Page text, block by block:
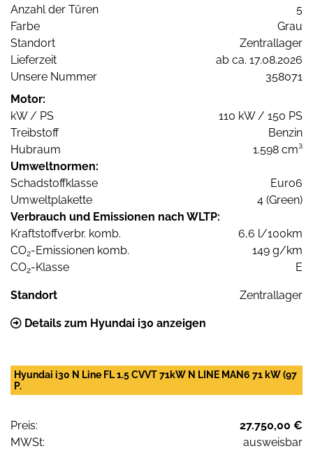
Anzahl der Türen
5
Farbe
Grau
Standort
Zentrallager
Lieferzeit
ab ca. 17.08.2026
Unsere Nummer
358071
Motor:
kW / PS
110 kW / 150 PS
Treibstoff
Benzin
Hubraum
1.598 cm³
Umweltnormen:
Schadstoffklasse
Euro6
Umweltplakette
4 (Green)
Verbrauch und Emissionen nach WLTP:
Kraftstoffverbr. komb.
6,6 l/100km
CO2-Emissionen komb.
149 g/km
CO2-Klasse E
Standort Zentrallager
Details zum Hyundai i30 anzeigen
Hyundai i30 N Line FL 1.5 CVVT 71kW N LINE MAN6 71 kW (97
P.
Preis:
27.750,00 €
MWSt:
ausweisbar